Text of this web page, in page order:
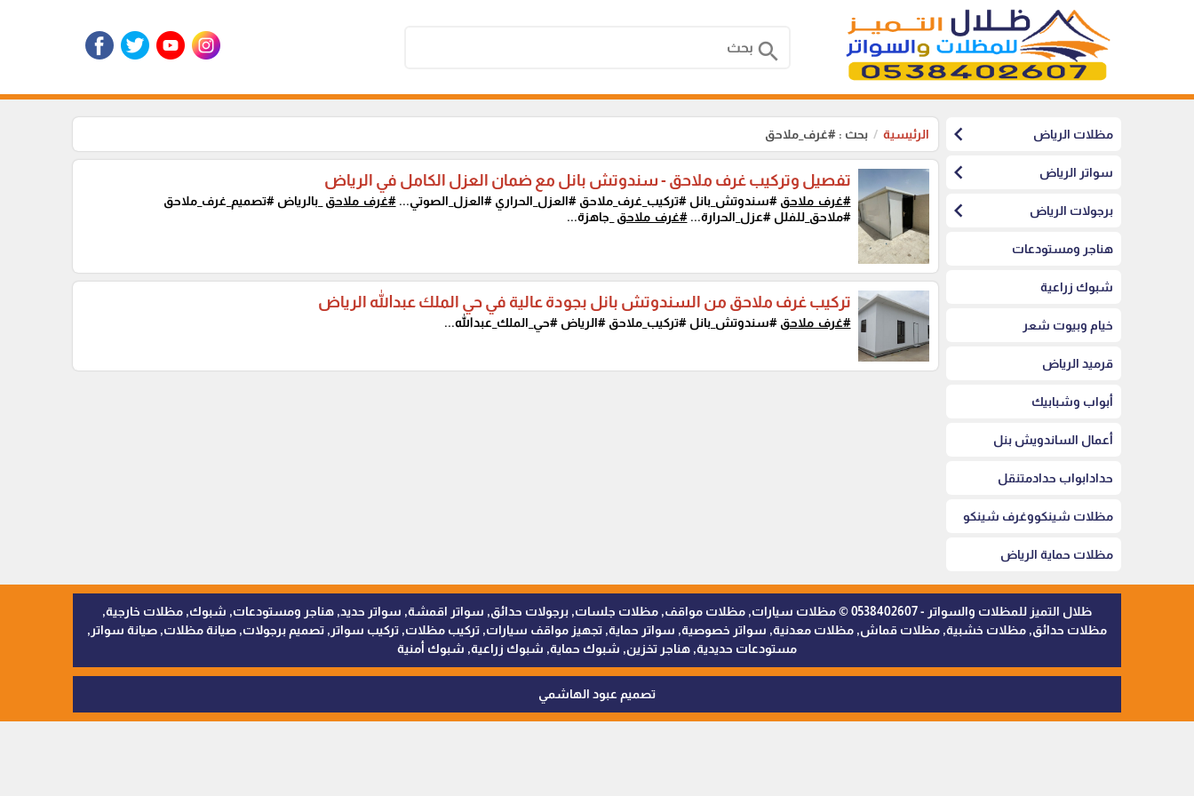
search
مظلات الرياض chevron_left
سواتر الرياض chevron_left
برجولات الرياض chevron_left
هناجر ومستودعات
شبوك زراعية
خيام وبيوت شعر
قرميد الرياض
أبواب وشبابيك
أعمال الساندويش بنل
حدادابواب حدادمتنقل
مظلات شينكووغرف شينكو
مظلات حماية الرياض
الرئيسية بحث : #غرف_ملاحق
تفصيل وتركيب غرف ملاحق - سندوتش بانل مع ضمان العزل الكامل في الرياض
#غرف_ملاحق #سندوتش_بانل #تركيب_غرف_ملاحق #العزل_الحراري #العزل_الصوتي...#غرف_ملاحق _بالرياض #تصميم_غرف_ملاحق
#ملاحق_للفلل #عزل_الحرارة...#غرف_ملاحق _جاهزة...
تركيب غرف ملاحق من السندوتش بانل بجودة عالية في حي الملك عبدالله الرياض
#غرف_ملاحق #سندوتش_بانل #تركيب_ملاحق #الرياض #حي_الملك_عبدالله...
ظلال التميز للمظلات والسواتر - 0538402607 © مظلات سيارات, مظلات مواقف, مظلات جلسات, برجولات حدائق, سواتر اقمشة, سواتر حديد, هناجر ومستودعات, شبوك, مظلات خارجية,
مظلات حدائق, مظلات خشبية, مظلات قماش, مظلات معدنية, سواتر خصوصية, سواتر حماية, تجهيز مواقف سيارات, تركيب مظلات, تركيب سواتر, تصميم برجولات, صيانة مظلات, صيانة سواتر,
مستودعات حديدية, هناجر تخزين, شبوك حماية, شبوك زراعية, شبوك أمنية
تصميم عبود الهاشمي